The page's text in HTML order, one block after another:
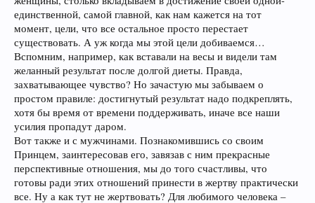
единственной, самой главной, как нам кажется на тот
момент, цели, что все остальное просто перестает
существовать. А уж когда мы этой цели добиваемся…
Вспомним, например, как вставали на весы и видели там
желанный результат после долгой диеты. Правда,
захватывающее чувство? Но зачастую мы забываем о
простом правиле: достигнутый результат надо подкреплять,
хотя бы время от времени поддерживать, иначе все наши
усилия пропадут даром.
Вот также и с мужчинами. Познакомившись со своим
Принцем, заинтересовав его, завязав с ним прекрасные
перспективные отношения, мы до того счастливы, что
готовы ради этих отношений принести в жертву практически
все. Ну а как тут не жертвовать? Для любимого человека –